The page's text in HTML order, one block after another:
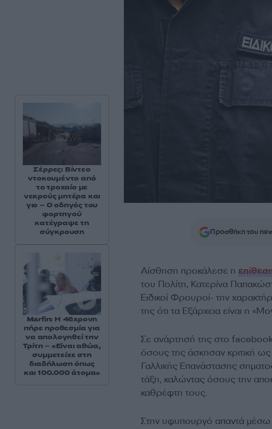
Προσθήκη του
Αίσθηση προκάλεσε η
του Πολίτη, Κατερίνα
Ειδικοί Φρουροί- την
της ότι τα Εξάρχεια είναι η
Σε ανάρτησή της στο
όσους της άσκησαν κριτική
Γαλλικής Επανάστασης
τάξη, καλώντας όσους την
καθρέφτη τους.
Στην υφυπουργό απαντά
Σέρρες: Βίντεο
ντοκουμέντο από
το τροχαίο με
νεκρούς μητέρα και
γιο – Ο οδηγός του
φορτηγού
κατέγραψε τη
σύγκρουση
Marfin: Η 46χρονη
πήρε προθεσμία για
να απολογηθεί την
Τρίτη – «Είναι αθώα,
συμμετείχε στη
διαδήλωση όπως
και 100.000 άτομα»